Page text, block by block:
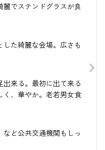
でステンドグラスが良
た綺麗な会場。広さも
来る。最初に出て来る
く、華やか。老若男女食
ど公共交通機関もしっ